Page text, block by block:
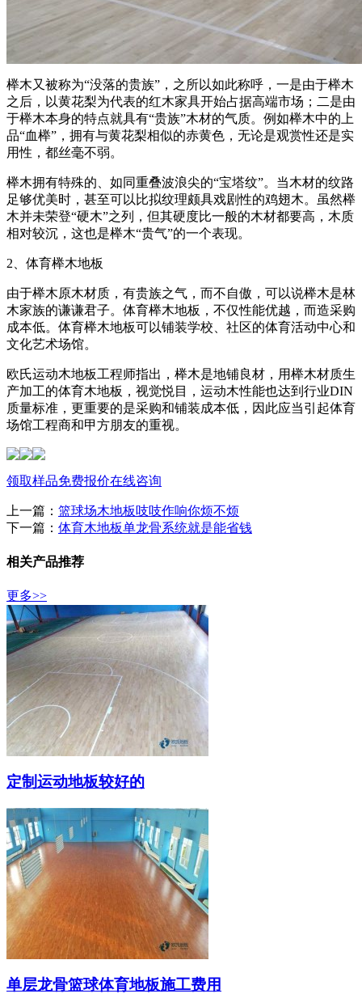
榉木又被称为“没落的贵族”，之所以如此称呼，一是由于榉木
之后，以黄花梨为代表的红木家具开始占据高端市场；二是由
于榉木本身的特点就具有“贵族”木材的气质。例如榉木中的上
品“血榉”，拥有与黄花梨相似的赤黄色，无论是观赏性还是实
用性，都丝毫不弱。
榉木拥有特殊的、如同重叠波浪尖的“宝塔纹”。当木材的纹路
足够优美时，甚至可以比拟纹理颇具戏剧性的鸡翅木。虽然榉
木并未荣登“硬木”之列，但其硬度比一般的木材都要高，木质
相对较沉，这也是榉木“贵气”的一个表现。
2、体育榉木地板
由于榉木原木材质，有贵族之气，而不自傲，可以说榉木是林
木家族的谦谦君子。体育榉木地板，不仅性能优越，而造采购
成本低。体育榉木地板可以铺装学校、社区的体育活动中心和
文化艺术场馆。
欧氏运动木地板工程师指出，榉木是地铺良材，用榉木材质生
产加工的体育木地板，视觉悦目，运动木性能也达到行业DIN
质量标准，更重要的是采购和铺装成本低，因此应当引起体育
场馆工程商和甲方朋友的重视。
领取样品免费报价在线咨询
上一篇： 篮球场木地板吱吱作响你烦不烦
下一篇： 体育木地板单龙骨系统就是能省钱
相关产品推荐
更多>>
定制运动地板较好的
单层龙骨篮球体育地板施工费用